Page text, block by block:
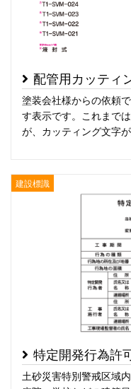
配管用カッティ
塗装会社様からの依頼
す表示です。これまで
が、カッティング文字
建設標識
特定開発行為許
土砂災害特別警戒区域